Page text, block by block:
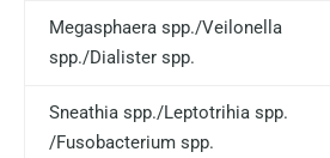
Megasphaera spp./Veilonella
spp./Dialister spp.
Sneathia spp./Leptotrihia spp.
/Fusobacterium spp.
Курск
Липецк